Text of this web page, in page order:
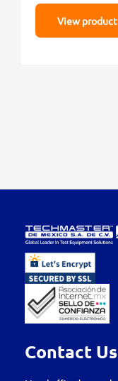
View product
Contact Us